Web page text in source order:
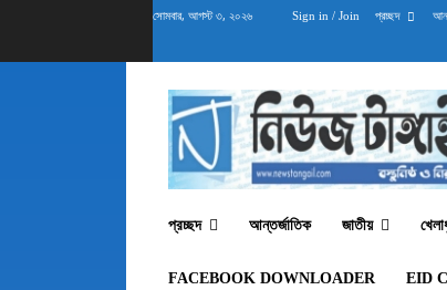
সোমবার, আগস্ট ৩, ২০২৬ Sign in / Join প্রচ্ছদ
প্রচ্ছদ আন্তর্জাতিক জাতীয়
FACEBOOK DOWNLOADER EID